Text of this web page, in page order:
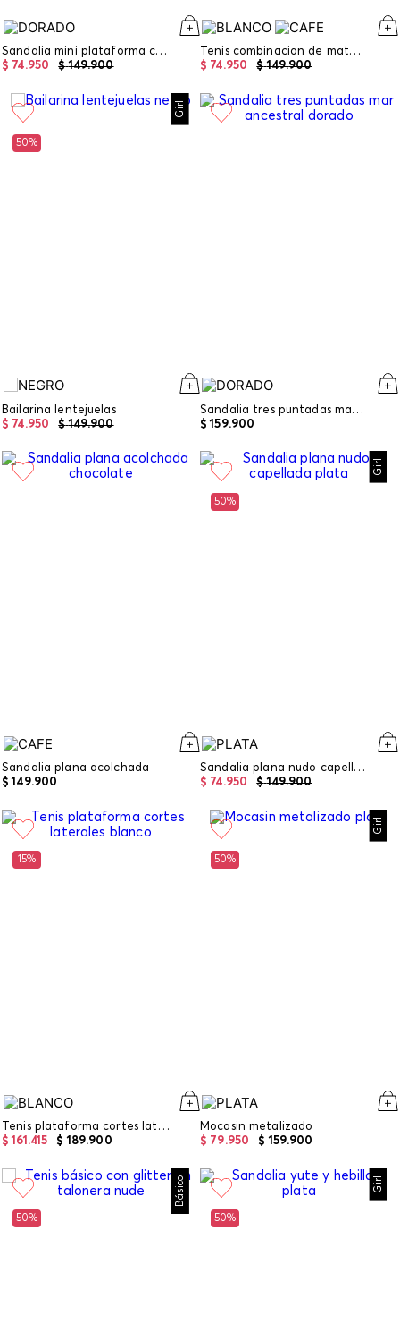
Sandalia mini plataforma cruzada
$ 149.900
$ 74.950
Tenis combinacion de materiales
$ 149.900
$ 74.950
Girl
50%
Bailarina lentejuelas
$ 149.900
$ 74.950
Sandalia tres puntadas mar ancestral
$ 159.900
Sandalia plana acolchada
$ 149.900
Girl
50%
Sandalia plana nudo capellada
$ 149.900
$ 74.950
15%
Tenis plataforma cortes laterales
$ 189.900
$ 161 .415
Girl
50%
Mocasin metalizado
$ 159.900
$ 79.950
Básico
50%
Girl
50%